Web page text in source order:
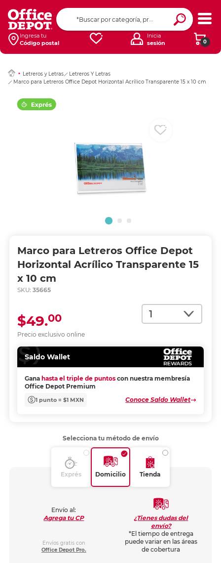
Ingresa tu
Código postal
0
Inicia
sesión
Letreros y Letras
Letreros Y Letras
Marco para Letreros Office Depot Horizontal Acrílico Transparente 15 x 10 cm
Marco para Letreros Office Depot
Horizontal Acrílico Transparente 15
x 10 cm
SKU: 35665
Cantidad
Precio exclusivo online
$49.00
Saldo Wallet
Gana hasta el triple de puntos con nuestra membresía
Office Depot Premium
1 punto = $1 MXN Conoce Saldo Wallet
Ingresar Codigo
Selecciona tu método de envío
Exprés Domicilio Tienda
Envío al:
Agrega tu CP
Envíos gratis con
Office Depot Pro.
¿Tienes dudas del
envío?
*El tiempo de entrega
puede variar en las áreas
de cobertura